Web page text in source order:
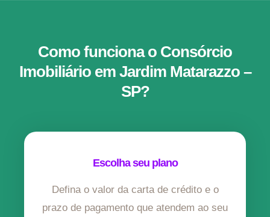
Como funciona o Consórcio
Imobiliário em Jardim Matarazzo –
SP?
Escolha seu plano
Defina o valor da carta de crédito e o
prazo de pagamento que atendem ao seu